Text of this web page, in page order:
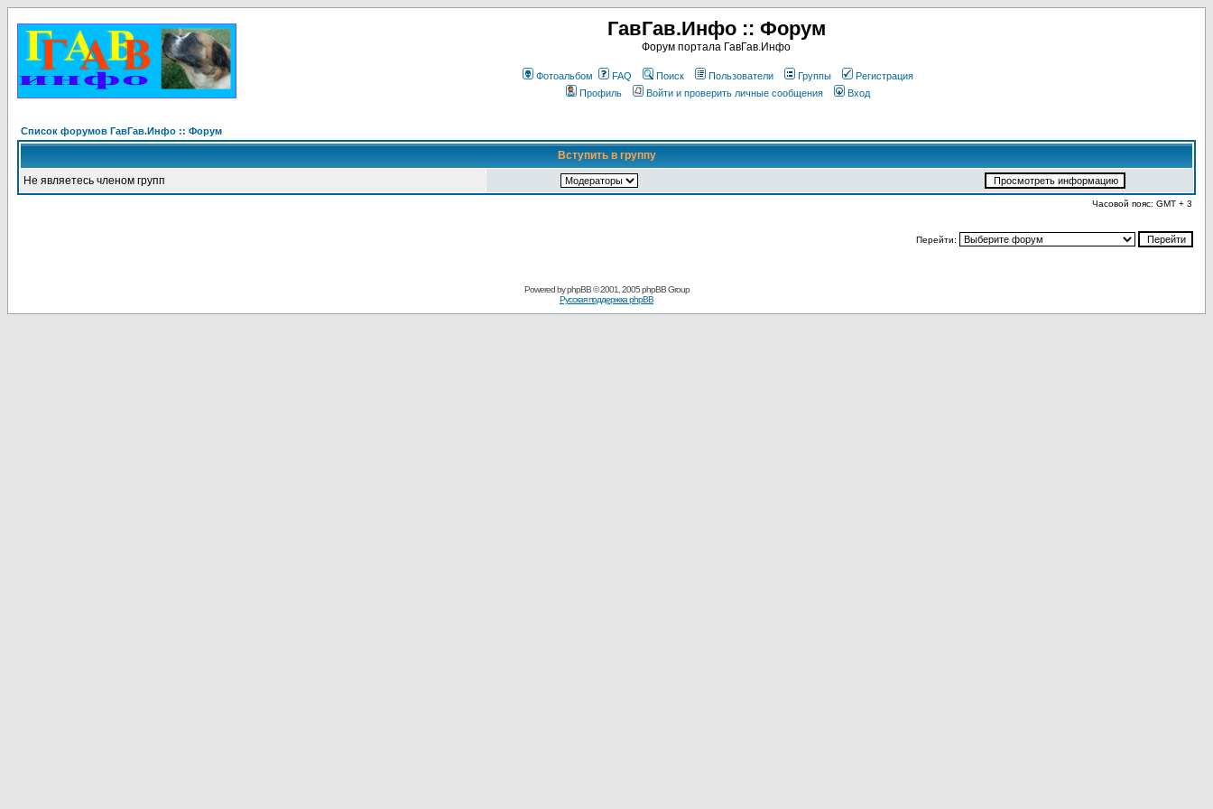
ГавГав.Инфо :: Форум
Форум портала ГавГав.Инфо
Фотоальбом FAQ Поиск Пользователи Группы
Регистрация
Профиль
Войти и проверить личные сообщения Вход
Список форумов ГавГав.Инфо :: Форум
Вступить в группу
Не являетесь членом групп
Часовой пояс: GMT + 3
Перейти:
Powered byphpBB© 2001, 2005 phpBB Group
Русская поддержка phpBB